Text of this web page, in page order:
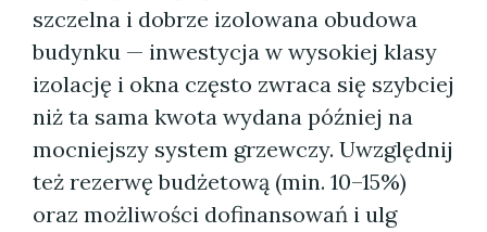
szczelna i dobrze izolowana obudowa
budynku — inwestycja w wysokiej klasy
izolację i okna często zwraca się szybciej
niż ta sama kwota wydana później na
mocniejszy system grzewczy. Uwzględnij
też rezerwę budżetową (min. 10–15%)
oraz możliwości dofinansowań i ulg